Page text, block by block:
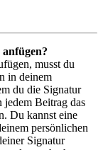
musst du
in deinem
du die Signatur
jedem Beitrag das
Du kannst eine
persönlichen
Signatur